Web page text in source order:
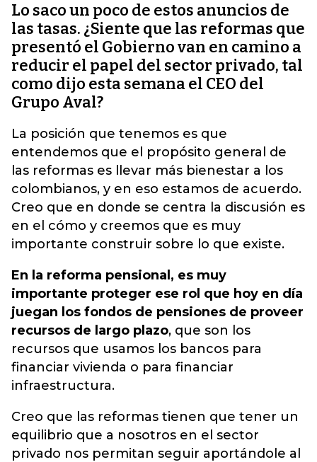
Lo saco un poco de estos anuncios de
las tasas. ¿Siente que las reformas que
presentó el Gobierno van en camino a
reducir el papel del sector privado, tal
como dijo esta semana el CEO del
Grupo Aval?
La posición que tenemos es que
entendemos que el propósito general de
las reformas es llevar más bienestar a los
colombianos, y en eso estamos de acuerdo.
Creo que en donde se centra la discusión es
en el cómo y creemos que es muy
importante construir sobre lo que existe.
En la reforma pensional, es muy
importante proteger ese rol que hoy en día
juegan los fondos de pensiones de proveer
recursos de largo plazo, que son los
recursos que usamos los bancos para
financiar vivienda o para financiar
infraestructura.
Creo que las reformas tienen que tener un
equilibrio que a nosotros en el sector
privado nos permitan seguir aportándole al